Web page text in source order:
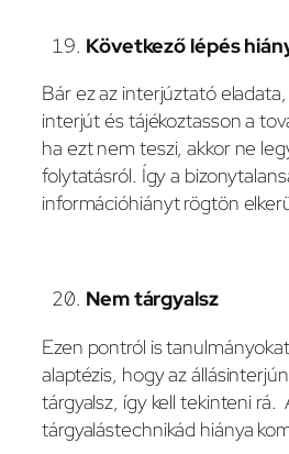
Következő lépés
Bár ez az interjúztató
interjút és tájékoztasson a
ha ezt nem teszi, akkor ne
folytatásról. Így a
információhiányt rögtön
Nem tárgyalsz
Ezen pontról is
alaptézis, hogy az
tárgyalsz, így kell tekinteni rá.
tárgyalástechnikád hiánya